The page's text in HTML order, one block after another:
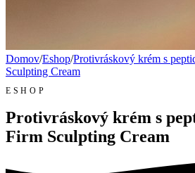
Domov/Eshop/Protivráskový krém s
Sculpting Cream
ESHOP
Protivráskový krém s
Firm Sculpting Cream